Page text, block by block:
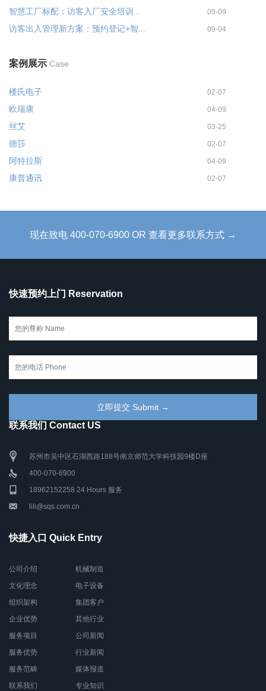
智慧工厂标配：访客入厂安全培训... 09-09
访客出入管理新方案：预约登记+智... 09-04
案例展示 Case
楼氏电子 02-07
欧瑞康 04-09
丝艾 03-25
德莎 02-07
阿特拉斯 04-09
康普通讯 02-07
现在致电 400-070-6900 OR 查看更多联系方式 →
快速预约上门 Reservation
联系我们 Contact US
苏州市吴中区石湖西路188号南京师范大学科技园9楼D座
400-070-6900
18962152258 24 Hours 服务
lili@sqs.com.cn
快捷入口 Quick Entry
公司介绍
文化理念
组织架构
企业优势
服务项目
服务优势
服务范畴
联系我们
机械制造
电子设备
集团客户
其他行业
公司新闻
行业新闻
媒体报道
专业知识